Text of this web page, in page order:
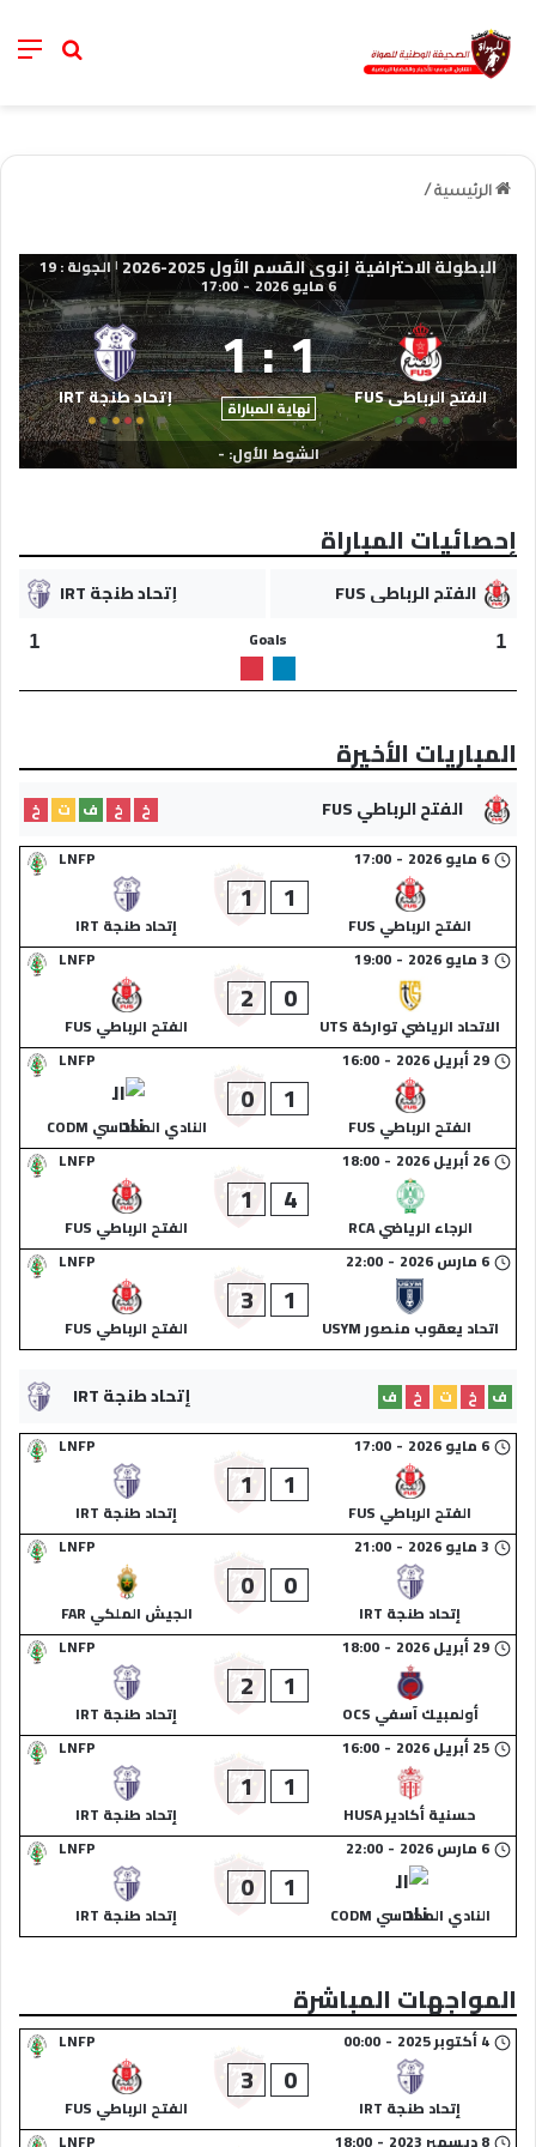
خانة
الرئيسية /
البطولة الاحترافية إنوي القسم الأول 2025-2026 | الجولة : 19
6 مايو 2026 -
17:00
الفتح الرباطي FUS 1
:
1
نهاية المباراة إتحاد طنجة IRT
الشوط الأول: -
إحصائيات المباراة
الفتح الرباطي FUS إتحاد طنجة IRT
1
Goals
1
المباريات الأخيرة
الفتح الرباطي FUS خ خ ف ت
خ
LNFP
6 مايو 2026 -
17:00
الفتح الرباطي FUS
1
1
إتحاد طنجة IRT
LNFP
3 مايو 2026 -
19:00
الاتحاد الرياضي تواركة UTS
0
2
الفتح الرباطي FUS
LNFP
29 أبريل 2026 -
16:00
الفتح الرباطي FUS
1
0
النادي المكناسي CODM
LNFP
26 أبريل 2026 -
18:00
الرجاء الرياضي RCA
4
1
الفتح الرباطي FUS
LNFP
6 مارس 2026 -
22:00
اتحاد يعقوب منصور USYM
1
3
الفتح الرباطي FUS
إتحاد طنجة IRT ف خ ت خ
ف
LNFP
6 مايو 2026 -
17:00
الفتح الرباطي FUS
1
1
إتحاد طنجة IRT
LNFP
3 مايو 2026 -
21:00
إتحاد طنجة IRT
0
0
الجيش الملكي FAR
LNFP
29 أبريل 2026 -
18:00
أولمبيك آسفي OCS
1
2
إتحاد طنجة IRT
LNFP
25 أبريل 2026 -
16:00
حسنية أكادير HUSA
1
1
إتحاد طنجة IRT
LNFP
6 مارس 2026 -
22:00
النادي المكناسي CODM
1
0
إتحاد طنجة IRT
المواجهات المباشرة
LNFP 4 أكتوبر 2025 -
00:00
إتحاد طنجة IRT
0
3
الفتح الرباطي FUS